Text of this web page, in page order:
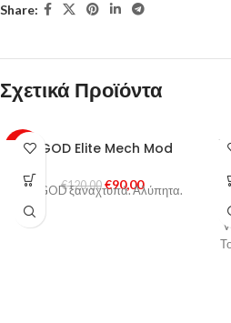
Share:
Σχετικά Προϊόντα
-25%
HOT
VGOD Elite Mech Mod
€120,00 €90,00
Η VGOD ξαναχτυπά. Αλύπητα.